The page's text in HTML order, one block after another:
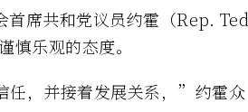
首席共和党议员约霍（Rep. Ted
乐观的态度。
任，并接着发展关系，”约霍众